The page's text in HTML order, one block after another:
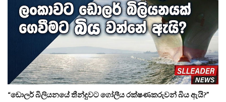
“ඩොලර් බිලියනයේ තීන්දුවට ගෝලීය රක්ෂණකරුවන් බිය ඇයි?”